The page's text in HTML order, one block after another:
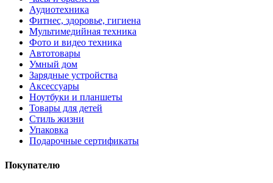
Аудиотехника
Фитнес, здоровье, гигиена
Мультимедийная техника
Фото и видео техника
Автотовары
Умный дом
Зарядные устройства
Аксессуары
Ноутбуки и планшеты
Товары для детей
Стиль жизни
Упаковка
Подарочные сертификаты
Покупателю